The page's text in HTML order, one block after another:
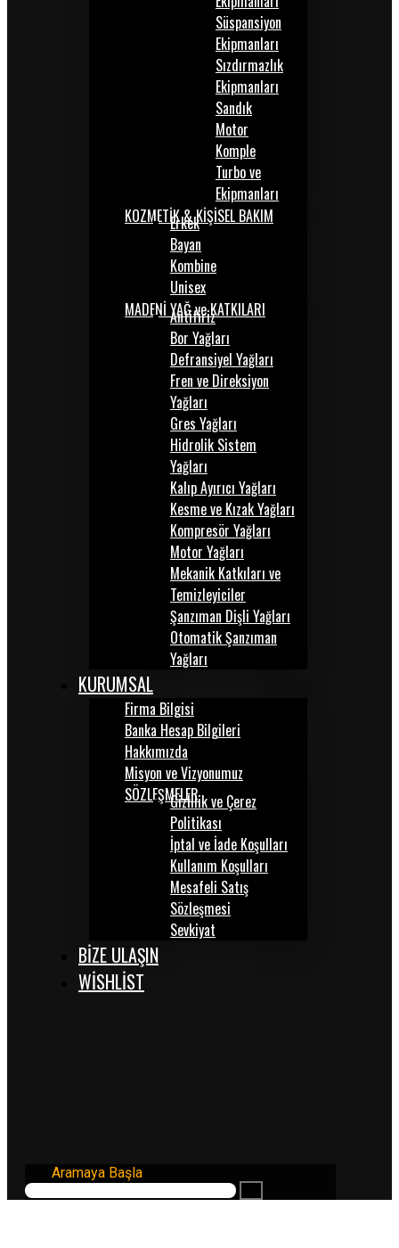
Süspansiyon
Ekipmanları
Sızdırmazlık
Ekipmanları
Sandık
Motor
Komple
Turbo ve
Ekipmanları
KOZMETİK & KİŞİSEL BAKIM
Erkek
Bayan
Kombine
Unisex
MADENİ YAĞ ve KATKILARI
Antifiriz
Bor Yağları
Defransiyel Yağları
Fren ve Direksiyon
Yağları
Gres Yağları
Hidrolik Sistem
Yağları
Kalıp Ayırıcı Yağları
Kesme ve Kızak Yağları
Kompresör Yağları
Motor Yağları
Mekanik Katkıları ve
Temizleyiciler
Şanzıman Dişli Yağları
Otomatik Şanzıman
Yağları
KURUMSAL
Firma Bilgisi
Banka Hesap Bilgileri
Hakkımızda
Misyon ve Vizyonumuz
SÖZLEŞMELERGizlilik ve Çerez
Politikası
İptal ve İade Koşulları
Kullanım Koşulları
Mesafeli Satış
Sözleşmesi
Sevkiyat
BİZE ULAŞIN
WISHLIST
Aramaya Başla